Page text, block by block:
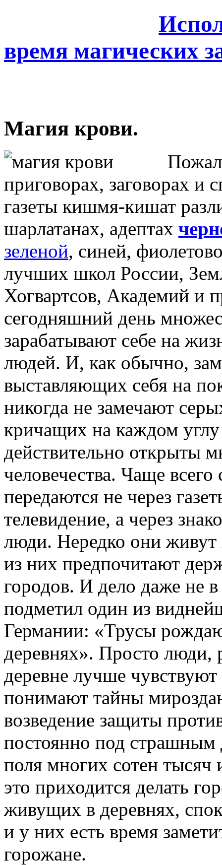
время магических
Магия крови.
приговорах, заговорах и
газеты кишмя-кишат
шарлатанах, адептах
зеленой, синей,
лучших школ России,
Хогвартсов, Академий и
сегодняшний день
зарабатывают себе на
людей. И, как обычно,
выставляющих себя на
никогда не замечают
кричащих на каждом
действительно открыты
человечества. Чаще
передаются не через
телевидение, а через
люди. Нередко они живут
из них предпочитают
городов. И дело даже не
подметил один из
Германии: «Трусы
деревнях». Просто
деревне лучше чувствуют
понимают тайны
возведение защиты
постоянно под страшным
поля многих сотен
это приходится делать
живущих в деревнях,
и у них есть время
горожане.